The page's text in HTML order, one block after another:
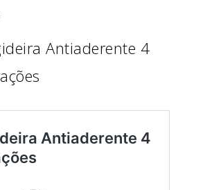
Antiaderente 4